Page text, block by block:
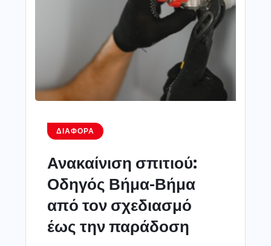
ΔΙΆΦΟΡΑ
Ανακαίνιση σπιτιού:
Οδηγός Βήμα-Βήμα
από τον σχεδιασμό
έως την παράδοση